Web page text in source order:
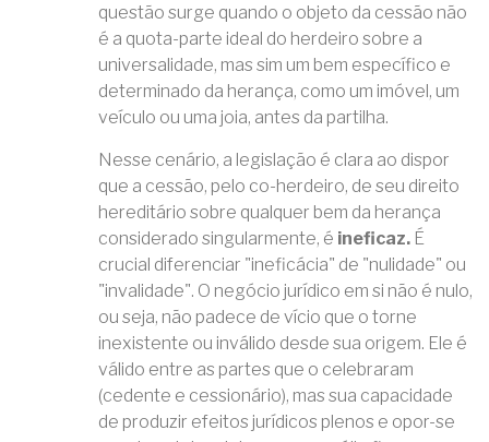
questão surge quando o objeto da cessão não
é a quota-parte ideal do herdeiro sobre a
universalidade, mas sim um bem específico e
determinado da herança, como um imóvel, um
veículo ou uma joia, antes da partilha.
Nesse cenário, a legislação é clara ao dispor
que a cessão, pelo co-herdeiro, de seu direito
hereditário sobre qualquer bem da herança
considerado singularmente, é ineficaz. É
crucial diferenciar "ineficácia" de "nulidade" ou
"invalidade". O negócio jurídico em si não é nulo,
ou seja, não padece de vício que o torne
inexistente ou inválido desde sua origem. Ele é
válido entre as partes que o celebraram
(cedente e cessionário), mas sua capacidade
de produzir efeitos jurídicos plenos e opor-se